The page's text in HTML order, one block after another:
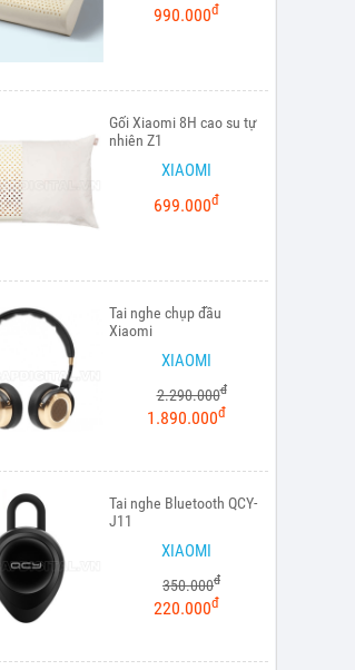
990.000đ
Gối Xiaomi 8H cao su tự
nhiên Z1
XIAOMI
699.000đ
Tai nghe chụp đầu
Xiaomi
XIAOMI
2.290.000đ
1.890.000đ
Tai nghe Bluetooth QCY-
J11
XIAOMI
350.000đ
220.000đ